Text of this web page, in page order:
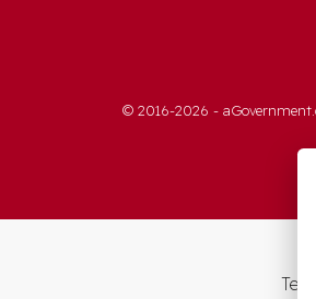
© 2016-2026 -